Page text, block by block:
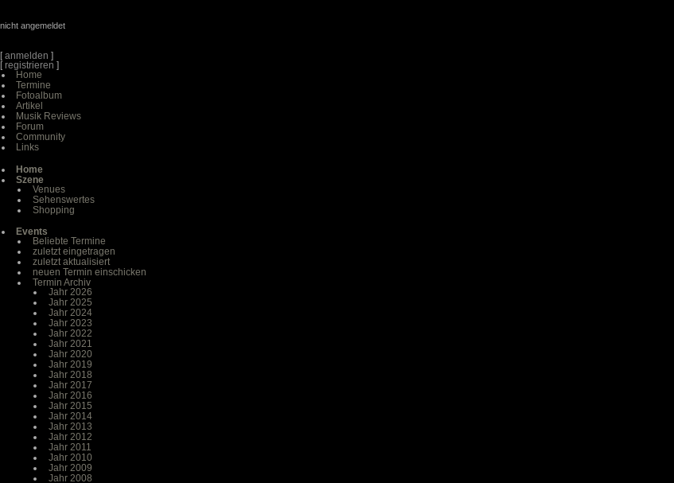
nicht angemeldet
[anmelden ]
[registrieren ]
Home
Termine
Fotoalbum
Artikel
Musik Reviews
Forum
Community
Links
Home
Szene
Venues
Sehenswertes
Shopping
Events
Beliebte Termine
zuletzt eingetragen
zuletzt aktualisiert
neuen Termin einschicken
Termin Archiv
Jahr 2026
Jahr 2025
Jahr 2024
Jahr 2023
Jahr 2022
Jahr 2021
Jahr 2020
Jahr 2019
Jahr 2018
Jahr 2017
Jahr 2016
Jahr 2015
Jahr 2014
Jahr 2013
Jahr 2012
Jahr 2011
Jahr 2010
Jahr 2009
Jahr 2008